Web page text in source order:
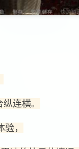
连横。
，